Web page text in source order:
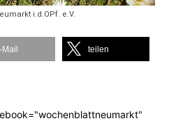
i.d.OPf. e.V.
Mail teilen